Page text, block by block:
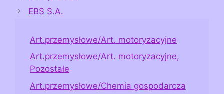
EBS S.A.
Art.przemysłowe/Art. motoryzacyjne
Art.przemysłowe/Art. motoryzacyjne,
Pozostałe
Art.przemysłowe/Chemia gospodarcza